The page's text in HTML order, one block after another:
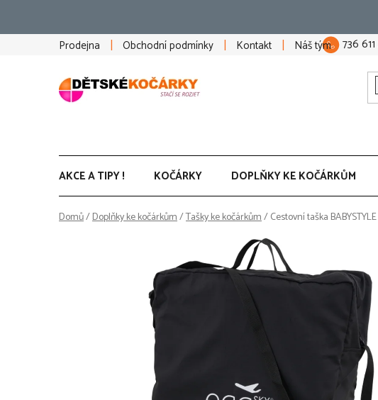
obsah
Prodejna
Obchodní podmínky Kontakt Náš tým 736
AKCE A TIPY ! KOČÁRKY DOPLŇKY KE KOČÁRKŮM
Domů/Doplňky ke kočárkům/Tašky ke kočárkům/Cestovní taška